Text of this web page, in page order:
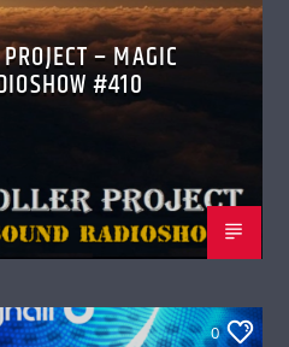
– MAGIC
#410
0